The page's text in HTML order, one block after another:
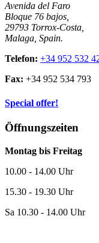
Avenida del Faro
Bloque 76 bajos,
29793 Torrox-Costa,
Malaga, Spain.
Telefon: +34 952 532
Fax: +34 952 534 793
Special offer!
Öffnungszeiten
Montag bis Freitag
10.00 - 14.00 Uhr
15.30 - 19.30 Uhr
Sa 10.30 - 14.00 Uhr